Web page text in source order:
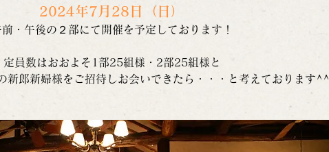
2024年7月28日（日）
前・午後の２部にて開催を予定しております！
定員数はおおよそ1部25組様・2部25組様と
新郎新婦様をご招待しお会いできたら・・・と考えております^^